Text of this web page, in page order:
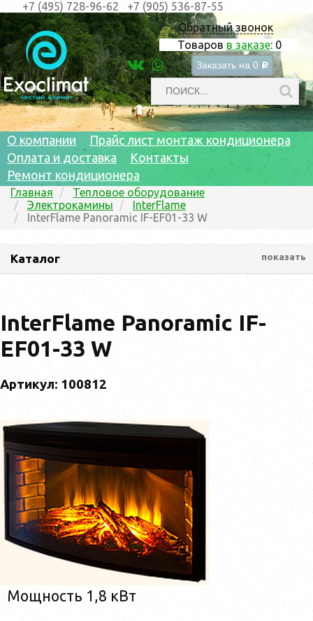
Обратный звонок
Товаров в заказе: 0
Заказать на 0 c
+7 (495) 728-96-62 +7 (905) 536-87-55
О компании
Прайс лист монтаж кондиционера
Оплата и доставка
Контакты
Ремонт кондиционера
Главная
Тепловое оборудование
Электрокамины
InterFlame
InterFlame Panoramic IF-EF01-33 W
Каталог показать
InterFlame Panoramic IF-
EF01-33 W
Артикул: 100812
Мощность 1,8 кВт